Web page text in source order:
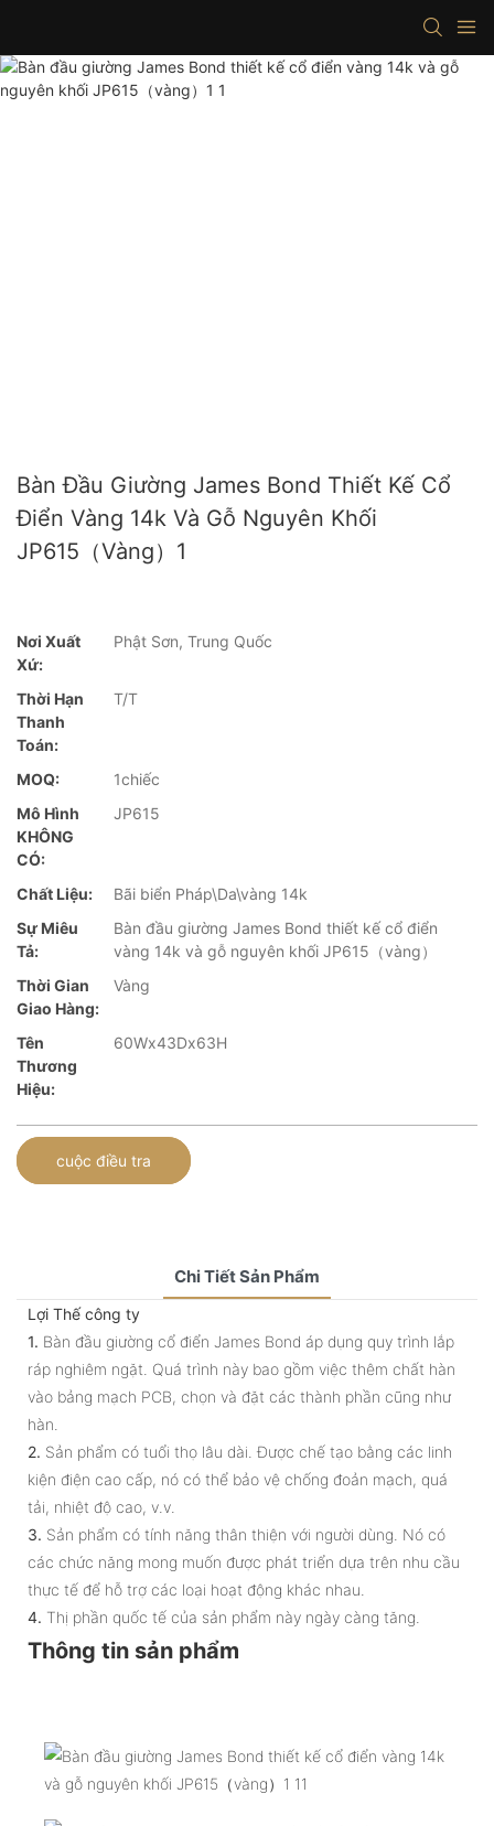
Bàn Đầu Giường James Bond Thiết Kế Cổ
Điển Vàng 14k Và Gỗ Nguyên Khối
JP615（vàng）1
Nơi Xuất
Xứ:
Phật Sơn, Trung Quốc
Thời Hạn
Thanh
Toán:
T/T
MOQ:
1chiếc
Mô Hình
KHÔNG
CÓ:
JP615
Chất Liệu:
Bãi biển Pháp\Da\vàng 14k
Sự Miêu
Tả:
Bàn đầu giường James Bond thiết kế cổ điển
vàng 14k và gỗ nguyên khối JP615（vàng）
Thời Gian
Giao Hàng:
Vàng
Tên
Thương
Hiệu:
60Wx43Dx63H
cuộc điều tra
Chi Tiết Sản Phẩm
Lợi Thế công ty
1. Bàn đầu giường cổ điển James Bond áp dụng quy trình lắp
ráp nghiêm ngặt. Quá trình này bao gồm việc thêm chất hàn
vào bảng mạch PCB, chọn và đặt các thành phần cũng như
hàn.
2. Sản phẩm có tuổi thọ lâu dài. Được chế tạo bằng các linh
kiện điện cao cấp, nó có thể bảo vệ chống đoản mạch, quá
tải, nhiệt độ cao, v.v.
3. Sản phẩm có tính năng thân thiện với người dùng. Nó có
các chức năng mong muốn được phát triển dựa trên nhu cầu
thực tế để hỗ trợ các loại hoạt động khác nhau.
4. Thị phần quốc tế của sản phẩm này ngày càng tăng.
Thông tin sản phẩm